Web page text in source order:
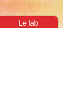
Le lab